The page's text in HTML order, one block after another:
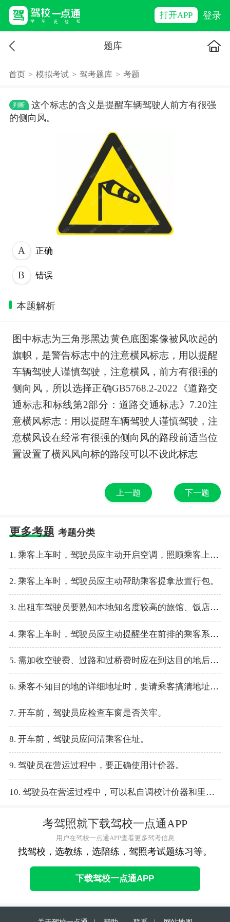
打开APP 登录
题库
首页 > 模拟考试 > 驾考题库 > 考题
判断
这个标志的含义是提醒车辆驾驶人前方有很强
的侧向风。
正确
错误
本题解析
图中标志为三角形黑边黄色底图案像被风吹起的
旗帜，是警告标志中的注意横风标志，用以提醒
车辆驾驶人谨慎驾驶，注意横风，前方有很强的
侧向风，所以选择正确GB5768.2-2022《道路交
通标志和标线第2部分：道路交通标志》7.20注
意横风标志：用以提醒车辆驾驶人谨慎驾驶，注
意横风设在经常有很强的侧向风的路段前适当位
置设置了横风风向标的路段可以不设此标志
上一题 下一题
更多考题 考题分类
1. 乘客上车时，驾驶员应主动开启空调，照顾乘客上车。
2. 乘客上车时，驾驶员应主动帮助乘客提拿放置行包。
3. 出租车驾驶员要熟知本地知名度较高的旅馆、饭店、招待所、影剧院、医院等公共场所。
4. 乘客上车时，驾驶员应主动提醒坐在前排的乘客系好安全带，注意乘车安全。
5. 需加收空驶费、过路和过桥费时应在到达目的地后向乘客说明情况，使乘客心中有数。
6. 乘客不知目的地的详细地址时，要请乘客搞清地址后再乘车。
7. 开车前，驾驶员应检查车窗是否关牢。
8. 开车前，驾驶员应问清乘客住址。
9. 驾驶员在营运过程中，要正确使用计价器。
10. 驾驶员在营运过程中，可以私自调校计价器和里程表。
考驾照就下载驾校一点通APP
用户在驾校一点通APP查看更多驾考信息
找驾校，选教练，选陪练，驾照考试题练习等。
下载驾校一点通APP